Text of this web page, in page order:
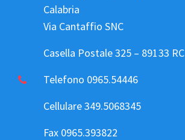
Calabria
Via Cantaffio SNC
Casella Postale 325 – 89133 RC
Telefono 0965.54446
Cellulare 349.5068345
Fax 0965.393822